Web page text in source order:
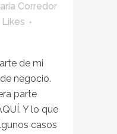
Corredor
Likes
de mi
negocio.
parte
Y lo que
casos